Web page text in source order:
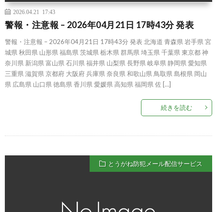
2026.04.21 17:43
警報・注意報 – 2026年04月21日 17時43分 発表
警報・注意報 – 2026年04月21日 17時43分 発表 北海道 青森県 岩手県 宮
城県 秋田県 山形県 福島県 茨城県 栃木県 群馬県 埼玉県 千葉県 東京都 神
奈川県 新潟県 富山県 石川県 福井県 山梨県 長野県 岐阜県 静岡県 愛知県
三重県 滋賀県 京都府 大阪府 兵庫県 奈良県 和歌山県 鳥取県 島根県 岡山
県 広島県 山口県 徳島県 香川県 愛媛県 高知県 福岡県 佐 […]
続きを読む
とうがね防犯メール配信サービス